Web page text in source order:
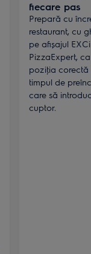
fiecare pas
Prepară cu
restaurant, cu
pe afișajul
PizzaExpert,
poziţia corectă
timpul de
care să
cuptor.